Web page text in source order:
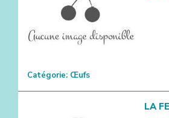
Catégorie: Œufs
LA